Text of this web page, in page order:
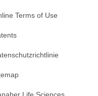
Terms of Use
Life Sciences